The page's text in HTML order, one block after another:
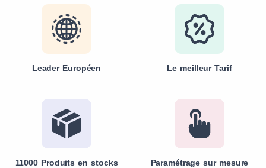
Leader Européen Le meilleur Tarif
11000 Produits en stocks Paramétrage sur mesure